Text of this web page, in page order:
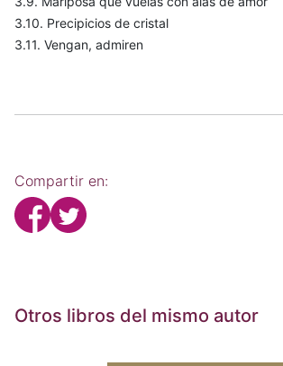
3.10. Precipicios de cristal
3.11. Vengan, admiren
Compartir en:
Otros libros del mismo autor